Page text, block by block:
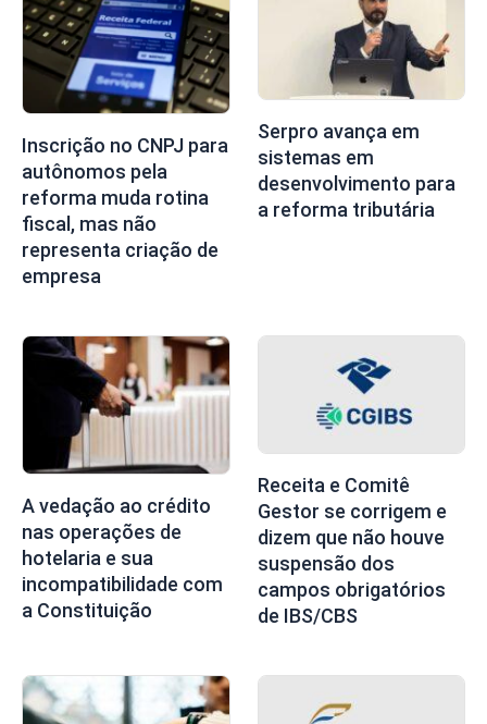
Inscrição no CNPJ para
autônomos pela
reforma muda rotina
fiscal, mas não
representa criação de
empresa
Serpro avança em
sistemas em
desenvolvimento para
a reforma tributária
A vedação ao crédito
nas operações de
hotelaria e sua
incompatibilidade com
a Constituição
Receita e Comitê
Gestor se corrigem e
dizem que não houve
suspensão dos
campos obrigatórios
de IBS/CBS